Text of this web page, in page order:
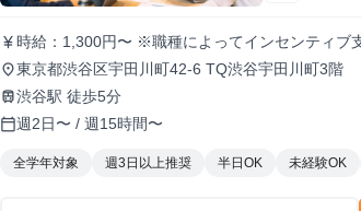
currency_yen時給：1,300円〜 ※職種によってインセンティブ
place東京都渋谷区宇田川町42-6 TQ渋谷宇田川町3階
train渋谷駅 徒歩5分
calendar_today週2日〜 / 週15時間〜
全学年対象 週3日以上推奨 半日OK 未経験OK